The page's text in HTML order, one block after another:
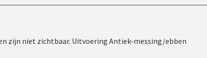
zijn niet zichtbaar. Uitvoering Antiek-messing/ebben